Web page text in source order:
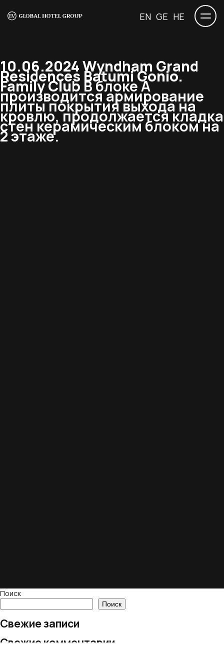
EN GE HE
10.06.2024 Wyndham Grand
Residences Batumi Gonio.
Family Club В блоке А
производится армирование
плиты покрытия выхода на
кровлю, продолжается кладка
стен керамическим блоком на
2 этаже.
Поиск
Поиск
Свежие записи
Свежие комментарии